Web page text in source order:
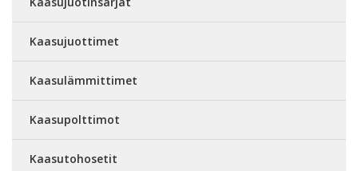
Kaasujuottimet
Kaasulämmittimet
Kaasupolttimot
Kaasutohosetit